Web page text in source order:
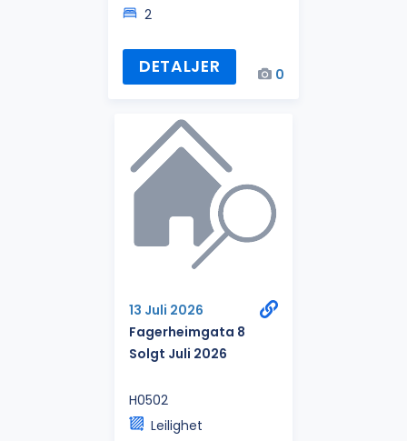
2
DETALJER 0
13 Juli 2026
Fagerheimgata 8
Solgt Juli 2026
H0502
Leilighet